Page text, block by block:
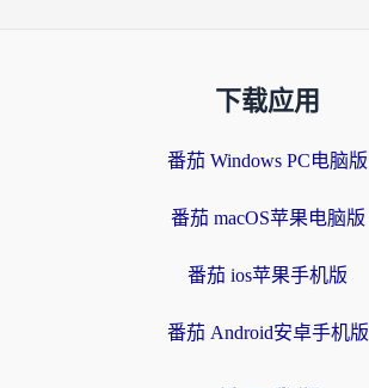
下载应用
番茄 Windows PC电脑版
番茄 macOS苹果电脑版
番茄 ios苹果手机版
番茄 Android安卓手机版